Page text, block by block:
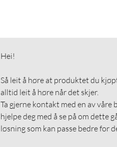
Hei!
Så leit å høre at produktet du
alltid leit å høre når det skjer.
Ta gjerne kontakt med en av våre
hjelpe deg med å se på om dette
løsning som kan passe bedre for